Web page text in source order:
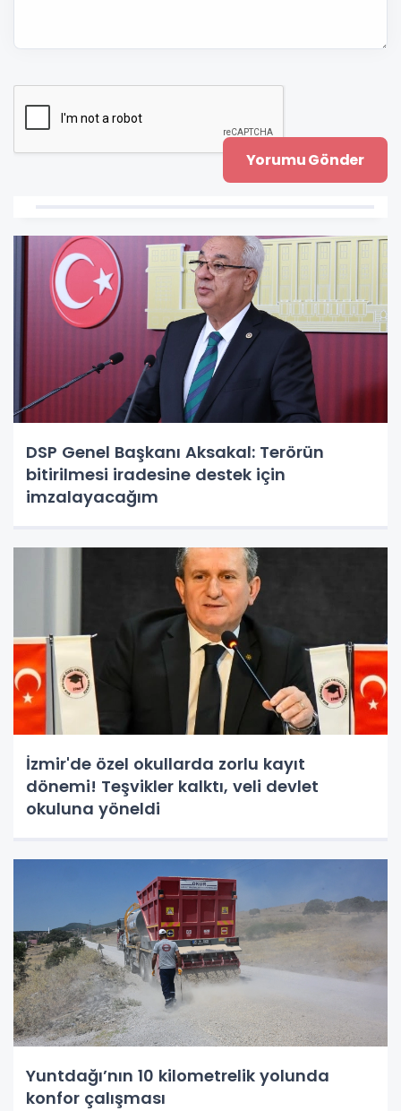
DSP Genel Başkanı Aksakal: Terörün
bitirilmesi iradesine destek için
imzalayacağım
İzmir'de özel okullarda zorlu kayıt
dönemi! Teşvikler kalktı, veli devlet
okuluna yöneldi
Yuntdağı’nın 10 kilometrelik yolunda
konfor çalışması